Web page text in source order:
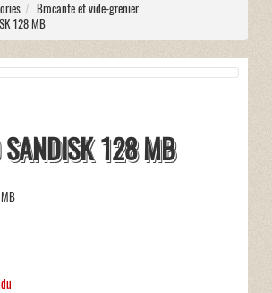
Brocante et vide-grenier
128 MB
SANDISK 128 MB